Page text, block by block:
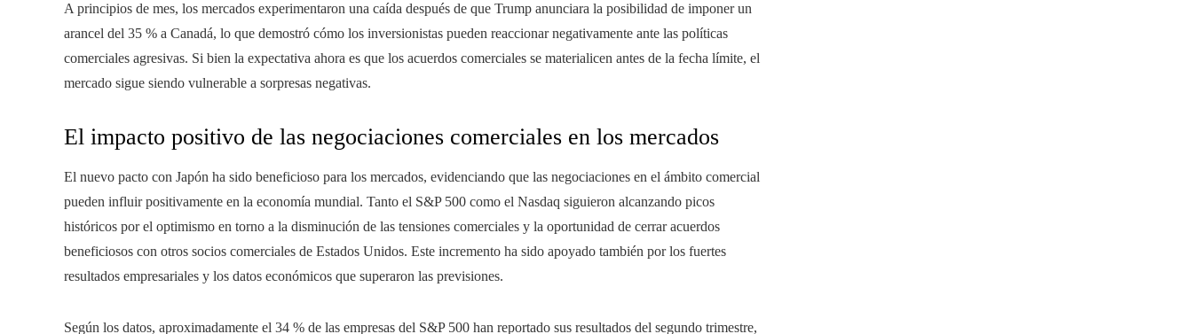
A principios de mes, los mercados experimentaron una caída después de que Trump anunciara la posibilidad de imponer un
arancel del 35 % a Canadá, lo que demostró cómo los inversionistas pueden reaccionar negativamente ante las políticas
comerciales agresivas. Si bien la expectativa ahora es que los acuerdos comerciales se materialicen antes de la fecha límite, el
mercado sigue siendo vulnerable a sorpresas negativas.
El impacto positivo de las negociaciones comerciales en los mercados
El nuevo pacto con Japón ha sido beneficioso para los mercados, evidenciando que las negociaciones en el ámbito comercial
pueden influir positivamente en la economía mundial. Tanto el S&P 500 como el Nasdaq siguieron alcanzando picos
históricos por el optimismo en torno a la disminución de las tensiones comerciales y la oportunidad de cerrar acuerdos
beneficiosos con otros socios comerciales de Estados Unidos. Este incremento ha sido apoyado también por los fuertes
resultados empresariales y los datos económicos que superaron las previsiones.
Según los datos, aproximadamente el 34 % de las empresas del S&P 500 han reportado sus resultados del segundo trimestre,